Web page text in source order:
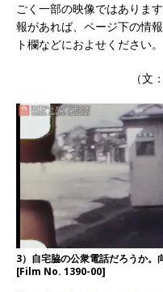
ごく一部の映像ではありま
報があれば、ページ下の情
ト欄などにおよせください。
（文
3）自宅脇の公衆電話だろうか。
[Film No. 1390-00]